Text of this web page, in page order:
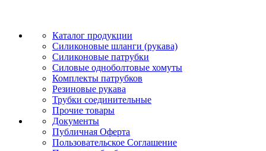
Каталог продукции
Силиконовые шланги (рукава)
Силиконовые патрубки
Силовые одноболтовые хомуты
Комплекты патрубков
Резиновые рукава
Трубки соединительные
Прочие товары
Документы
Публичная Оферта
Пользовательское Соглашение